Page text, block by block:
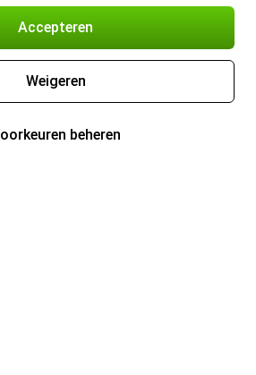
Accepteren
Weigeren
beheren